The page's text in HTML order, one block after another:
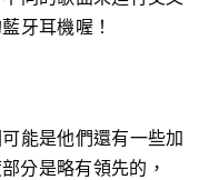
牙耳機喔！
能是他們還有一些加
分是略有領先的，